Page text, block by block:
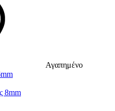
Αγαπημένο